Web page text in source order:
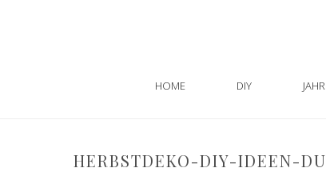
HOME DIY
HERBSTDEKO-DIY-IDEEN-